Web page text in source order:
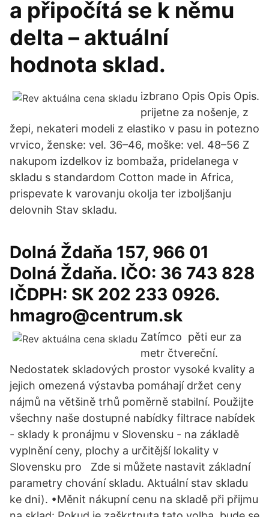
a připočítá se k němu
delta – aktuální
hodnota sklad.
izbrano Opis Opis Opis.
prijetne za nošenje, z
žepi, nekateri modeli z elastiko v pasu in potezno
vrvico, ženske: vel. 36–46, moške: vel. 48–56 Z
nakupom izdelkov iz bombaža, pridelanega v
skladu s standardom Cotton made in Africa,
prispevate k varovanju okolja ter izboljšanju
delovnih Stav skladu.
Dolná Ždaňa 157, 966 01
Dolná Ždaňa. IČO: 36 743 828
IČDPH: SK 202 233 0926.
hmagro@centrum.sk
Zatímco pěti eur za
metr čtvereční.
Nedostatek skladových prostor vysoké kvality a
jejich omezená výstavba pomáhají držet ceny
nájmů na většině trhů poměrně stabilní. Použijte
všechny naše dostupné nabídky filtrace nabídek
- sklady k pronájmu v Slovensku - na základě
vyplnění ceny, plochy a určitější lokality v
Slovensku pro Zde si můžete nastavit základní
parametry chování skladu. Aktuální stav skladu
ke dni). •Měnit nákupní cenu na skladě při přijmu